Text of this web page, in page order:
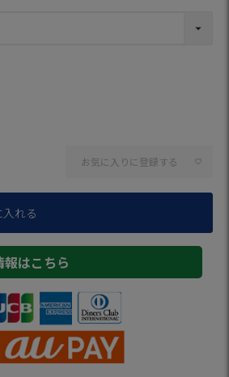
お気に入りに登録する
れる
はこちら